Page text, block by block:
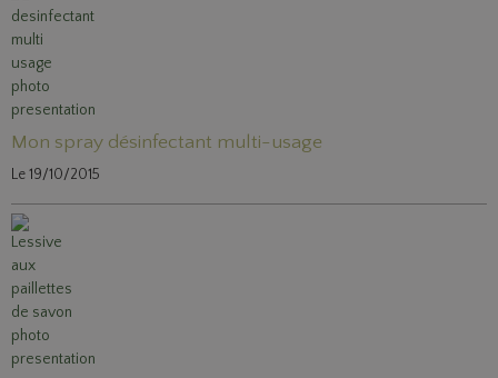
Mon spray désinfectant multi-usage
Le 19/10/2015